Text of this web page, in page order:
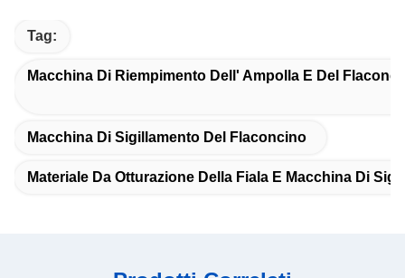
Tag:
Macchina Di Riempimento Dell' Ampolla E Del
Macchina Di Sigillamento Del Flaconcino
Materiale Da Otturazione Della Fiala E Macchina Di